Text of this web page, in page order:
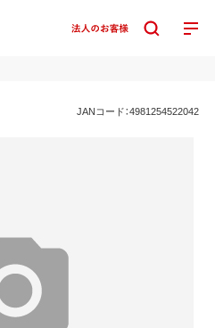
JANコード：4981254522042